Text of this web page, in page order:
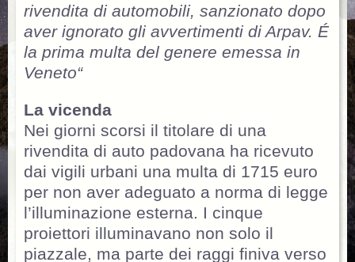
rivendita di automobili, sanzionato dopo
aver ignorato gli avvertimenti di Arpav. É
la prima multa del genere emessa in
Veneto“
La vicenda
Nei giorni scorsi il titolare di una
rivendita di auto padovana ha ricevuto
dai vigili urbani una multa di 1715 euro
per non aver adeguato a norma di legge
l’illuminazione esterna. I cinque
proiettori illuminavano non solo il
piazzale, ma parte dei raggi finiva verso